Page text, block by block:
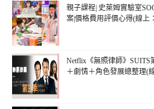
親子課程| 史萊姆實驗室
案|價格費用評價心得(線上
Netflix《無照律師》
＋劇情＋角色發展總整理(